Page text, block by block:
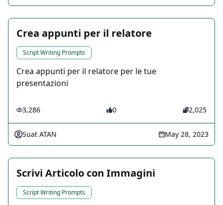
Crea appunti per il relatore
Script Writing Prompts
Crea appunti per il relatore per le tue
presentazioni
3,286 0 2,025
Suat ATAN May 28, 2023
Scrivi Articolo con Immagini
Script Writing Prompts